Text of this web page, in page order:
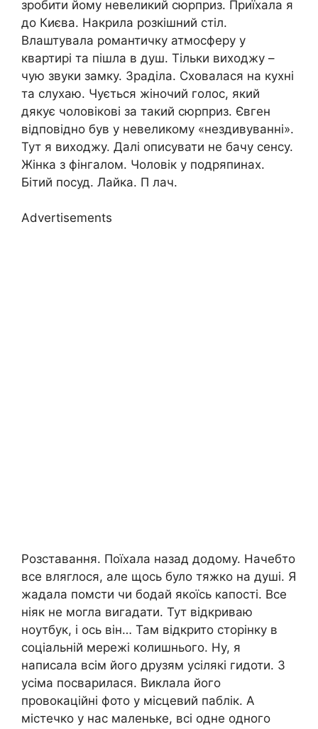
зробити йому невеликий сюрприз. Приїхала я
до Києва. Накрила розкішний стіл.
Влаштувала романтичку атмосферу у
квартирі та пішла в душ. Тільки виходжу –
чую звуки замку. Зраділа. Сховалася на кухні
та слухаю. Чується жіночий голос, який
дякує чоловікові за такий сюрприз. Євген
відповідно був у невеликому «нездивуванні».
Тут я виходжу. Далі описувати не бачу сенсу.
Жінка з фінгалом. Чоловік у подряпинах.
Бітий посуд. Лайка. П лач.
Advertisements
Розставання. Поїхала назад додому. Начебто
все вляглося, але щось було тяжко на душі. Я
жадала помсти чи бодай якоїсь капості. Все
ніяк не могла вигадати. Тут відкриваю
ноутбук, і ось він… Там відкрито сторінку в
соціальній мережі колишнього. Ну, я
написала всім його друзям усілякі гидоти. З
усіма посварилася. Виклала його
провокаційні фото у місцевий паблік. А
містечко у нас маленьке, всі одне одного